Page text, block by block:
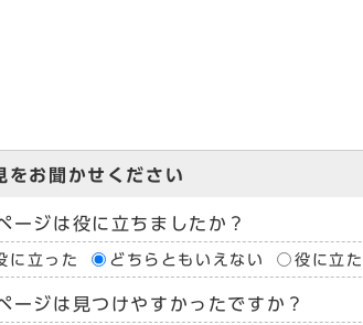
をお聞かせください
ージは役に立ちましたか？
に立った どちらともいえない 役に立
ージは見つけやすかったですか？